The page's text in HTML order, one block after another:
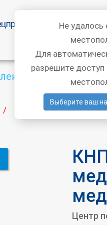
Статьи
/ КНП "Жмеринский
пункт
Центр
Не удалось
Для
разрешите
Выберите ваш